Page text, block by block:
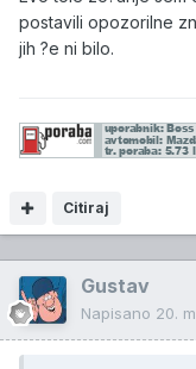
postavili opozorilne
jih ?e ni bilo.
Citiraj
Gustav
Napisano 20.